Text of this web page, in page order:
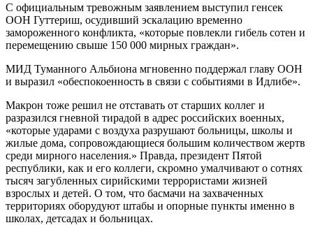
С официальным тревожным заявлением выступил генсек
ООН Гуттериш, осудивший эскалацию временно
замороженного конфликта, «которые повлекли гибель сотен и
перемещению свыше 150 000 мирных граждан».
МИД Туманного Альбиона мгновенно поддержал главу ООН
и выразил «обеспокоенность в связи с событиями в Идлибе».
Макрон тоже решил не отставать от старших коллег и
разразился гневной тирадой в адрес российских военных,
«которые ударами с воздуха разрушают больницы, школы и
жилые дома, сопровождающиеся большим количеством жертв
среди мирного населения.» Правда, президент Пятой
республики, как и его коллеги, скромно умалчивают о сотнях
тысяч загубленных сирийскими террористами жизней
взрослых и детей. О том, что басмачи на захваченных
территориях оборудуют штабы и опорные пункты именно в
школах, детсадах и больницах.